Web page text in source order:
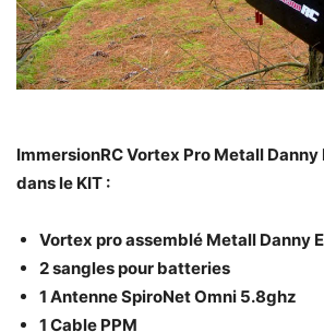
ImmersionRC Vortex Pro Metall Danny
dans le KIT :
Vortex pro assemblé Metall Danny
2 sangles pour batteries
1 Antenne SpiroNet Omni 5.8ghz
1 Cable PPM